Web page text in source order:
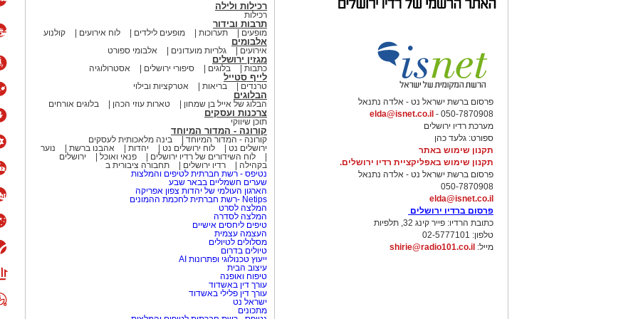
פרסום ברשת ישראל נט - אלדה נתנאל
050-7870908 -
elda@isnet.co.il
מערכת רדיו ירושלים
ספורט: גלעד כהן
תקנון שימוש באתר
תקנון שימוש באפליקציית רדיו ירושלים.
פרסום ברשת ישראל נט - אלדה נתנאל
050-7870908
elda@isnet.co.il
פרסום ברדיו ירושלים
כתובת הרדיו: פייר קינג 32, תלפיות
טלפון: 02-5777101
מייל: shirie@radio101.co.il
רכילות ולילה
רכילות
תרבות ובידור
מופעים תערוכות מופעים לילדים לוח אירועים קולנוע
אלבומים
אירועים גלריות מועדונים אלבומי ספורט
מגזין ירושלים
כתבות בלוגים סיפורי ירושלים אסטרולוגיה
לייף סטייל
טרנדים בריאות אטרקציות ובילוי
הבלוגים
הבלוג של אייל בן שמחון טארות עוזי הכהן בלוגים אורחים
צרכנות ועסקים
תוכן שיווקי
קורונה - המדור המיוחד
קורונה - המדור המיוחד
בינה מלאכותית לעסקים
ירושלים נט
לוח ירושלים נט יהדות אהבנו ברשת
נוער
לוח השידורים של רדיו ירושלים
פנאי ואוכל
ירושלים
בקהילה
רדיו ירושלים
תחבורה ציבורית ב
נטיפס - רשת חברתית לטיפים והמלצות
שערים חשמליים בבאר שבע
הארגון העולמי של יהדות צפון אפריקה
Netips -רשת חברתית לחכמת ההמונים
המלצה לסרט
המלצה לסדרה
טיפים ליחסים אישיים
העצמה עצמית
מסלולים לטיולים
טיולים בדרום
ייעוץ טכנולוגי ופתרונות AI
עיצוב הבית
טיפוח ואופנה
עורך דין באשדוד
עורך דין פלילי באשדוד
ישראל נט
מתכונים